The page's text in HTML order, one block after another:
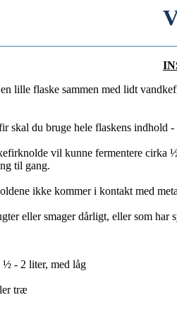
lille flaske sammen med lidt
skal du bruge hele flaskens indhold
vil kunne fermentere
til gang.
ikke kommer i kontakt med
eller smager dårligt, eller som har
½ - 2 liter, med låg
træ